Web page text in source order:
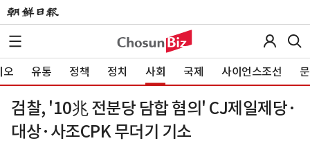
오 유통 정책 정치 사회 국제 사이언스조선
검찰, '10兆 전분당 담합 혐의' CJ제일제당·
대상·사조CPK 무더기 기소